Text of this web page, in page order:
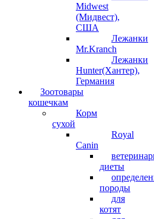
Midwest
(Мидвест),
США
Лежанки
Mr.Kranch
Лежанки
Hunter(Хантер),
Германия
Зоотовары
кошечкам
Корм
сухой
Royal
Canin
диеты
породы
для
котят